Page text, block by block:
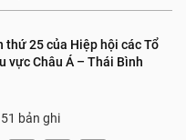
thứ 25 của Hiệp hội các Tổ
vực Châu Á – Thái Bình
bản ghi